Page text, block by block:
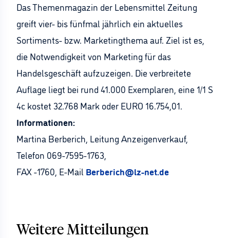
Das Themenmagazin der Lebensmittel Zeitung
greift vier- bis fünfmal jährlich ein aktuelles
Sortiments- bzw. Marketingthema auf. Ziel ist es,
die Notwendigkeit von Marketing für das
Handelsgeschäft aufzuzeigen. Die verbreitete
Auflage liegt bei rund 41.000 Exemplaren, eine 1/1 S
4c kostet 32.768 Mark oder EURO 16.754,01.
Informationen:
Martina Berberich, Leitung Anzeigenverkauf,
Telefon 069-7595-1763,
FAX -1760, E-Mail Berberich@lz-net.de
Weitere Mitteilungen